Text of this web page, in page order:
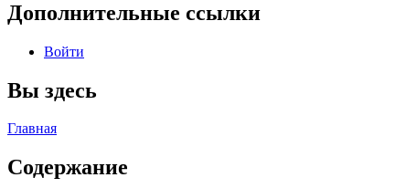
Дополнительные ссылки
Войти
Вы здесь
Главная
Содержание